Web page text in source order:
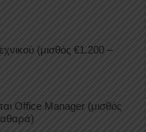
(μισθός €1.200 –
Office Manager (μισθός